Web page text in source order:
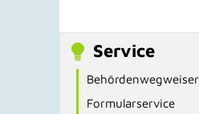
Service
Behördenwegweiser
Formularservice